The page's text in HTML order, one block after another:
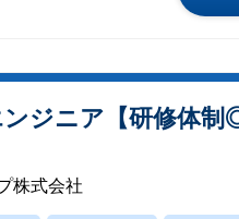
ジニア【研修体
株式会社